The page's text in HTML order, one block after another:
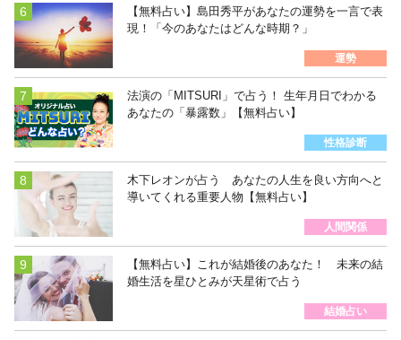
【無料占い】島田秀平があなたの運勢を一言で表
現！「今のあなたはどんな時期？」
運勢
法演の「MITSURI」で占う！ 生年月日でわかる
あなたの「暴露数」【無料占い】
性格診断
木下レオンが占う あなたの人生を良い方向へと
導いてくれる重要人物【無料占い】
人間関係
【無料占い】これが結婚後のあなた！ 未来の結
婚生活を星ひとみが天星術で占う
結婚占い